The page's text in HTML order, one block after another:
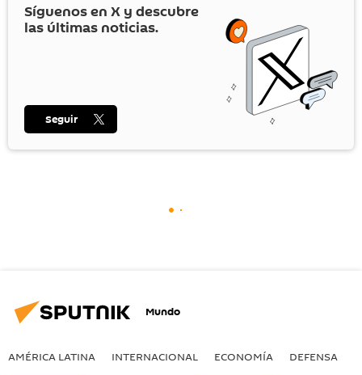
Síguenos en X y descubre
las últimas noticias.
Seguir
Mundo
AMÉRICA LATINA INTERNACIONAL ECONOMÍA DEFENSA